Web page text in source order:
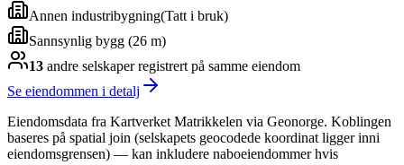
Annen industribygning(Tatt i bruk)
Sannsynlig bygg (26 m)
13 andre selskaperregistrert på samme eiendom
Se eiendommen i detalj
Eiendomsdata fra Kartverket Matrikkelen via Geonorge. Koblingen
baseres på spatial join (selskapets geocodede koordinat ligger inni
eiendomsgrensen) — kan inkludere naboeiendommer hvis